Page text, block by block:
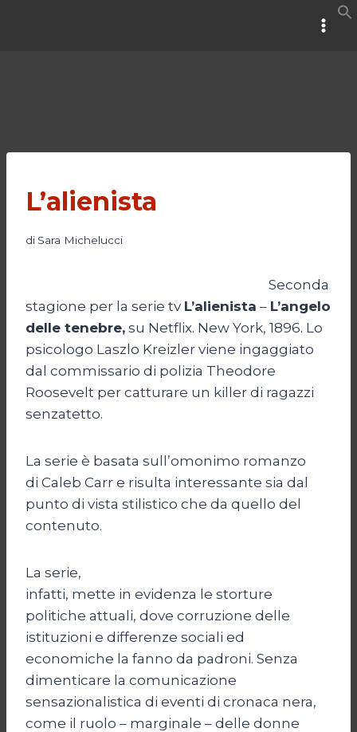
L’alienista
di Sara Michelucci
Seconda
stagione per la serie tv L’alienista – L’angelo
delle tenebre, su Netflix. New York, 1896. Lo
psicologo Laszlo Kreizler viene ingaggiato
dal commissario di polizia Theodore
Roosevelt per catturare un killer di ragazzi
senzatetto.
La serie è basata sull’omonimo romanzo
di Caleb Carr e risulta interessante sia dal
punto di vista stilistico che da quello del
contenuto.
La serie,
infatti, mette in evidenza le storture
politiche attuali, dove corruzione delle
istituzioni e differenze sociali ed
economiche la fanno da padroni. Senza
dimenticare la comunicazione
sensazionalistica di eventi di cronaca nera,
come il ruolo – marginale – delle donne